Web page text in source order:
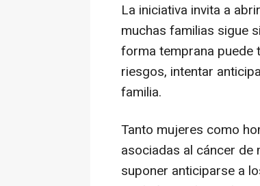
La iniciativa invita a
muchas familias sigue
forma temprana puede
riesgos, intentar
familia.
Tanto mujeres como
asociadas al cáncer
suponer anticiparse a